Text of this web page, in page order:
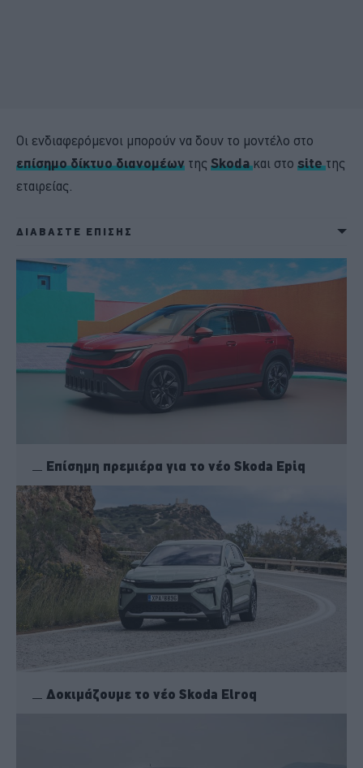
Οι ενδιαφερόμενοι μπορούν να δουν το μοντέλο στο
επίσημο δίκτυο διανομέων της Skodaκαι στο siteτης
εταιρείας.
ΔΙΑΒΑΣΤΕ ΕΠΙΣΗΣ
Επίσημη πρεμιέρα για το νέο Skoda Epiq
Δοκιμάζουμε το νέο Skoda Elroq